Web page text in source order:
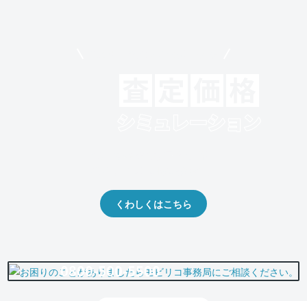
くわしくはこちら
0800-500-5500